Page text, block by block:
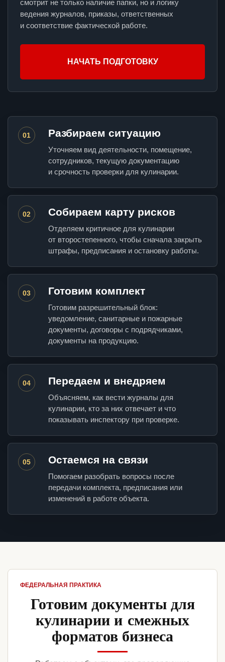
смотрит не только наличие папки, но и логику
ведения журналов, приказы, ответственных
и соответствие фактической работе.
НАЧАТЬ ПОДГОТОВКУ
01 Разбираем ситуацию
Уточняем вид деятельности, помещение,
сотрудников, текущую документацию
и срочность проверки для кулинарии.
02 Собираем карту рисков
Отделяем критичное для кулинарии
от второстепенного, чтобы сначала закрыть
штрафы, предписания и остановку работы.
03 Готовим комплект
Готовим разрешительный блок:
уведомление, санитарные и пожарные
документы, договоры с подрядчиками,
документы на продукцию.
04 Передаем и внедряем
Объясняем, как вести журналы для
кулинарии, кто за них отвечает и что
показывать инспектору при проверке.
05 Остаемся на связи
Помогаем разобрать вопросы после
передачи комплекта, предписания или
изменений в работе объекта.
ФЕДЕРАЛЬНАЯ ПРАКТИКА
Готовим документы для
кулинарии и смежных
форматов бизнеса